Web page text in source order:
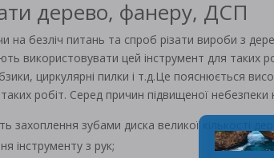
дерево, фанеру, ДСП
на безліч питань та спроб різати вироби з
використовувати цей інструмент для таких
циркулярні пилки і т.д.Це пояснюється
робіт. Серед причин підвищеної
захоплення зубами диска великої кількості
інструменту з рук;